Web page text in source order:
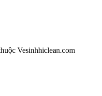
Vesinhhiclean.com